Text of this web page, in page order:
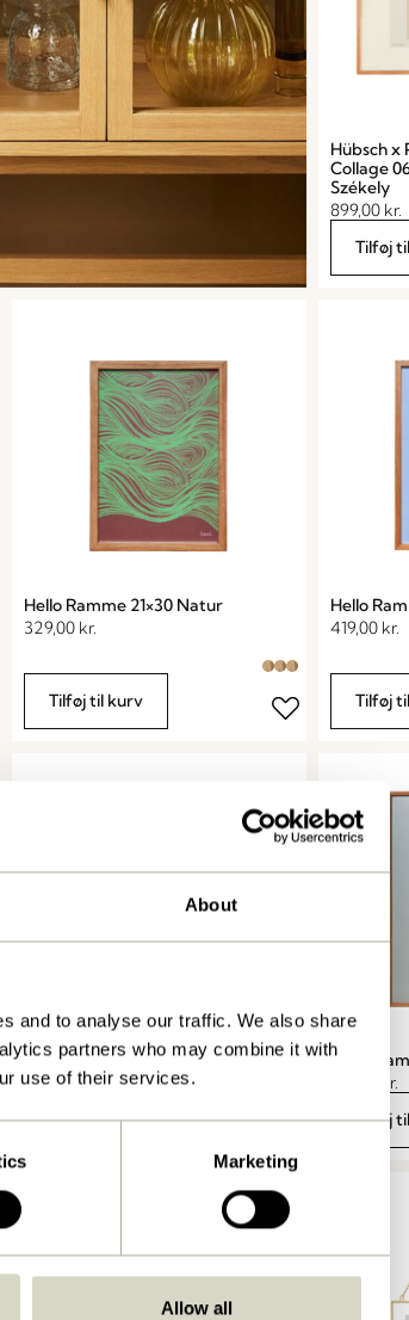
About
and to analyse our traffic. We also share
partners who may combine it with
use of their services.
Marketing
Allow all
Hübsch x
Collage
Székely
899,00 kr.
Tilføj
Hello Ramme 21×30 Natur
329,00 kr.
Tilføj til kurv
Hello
419,00 kr.
Tilføj
Focal Ramme 29,7×42 Valnød
359,00kr.
Tilføj til kurv
Focal
kr.
Tilføj